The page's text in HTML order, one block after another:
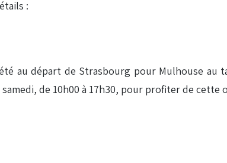
:
au départ de Strasbourg pour Mulhouse au
de 10h00 à 17h30, pour profiter de cette